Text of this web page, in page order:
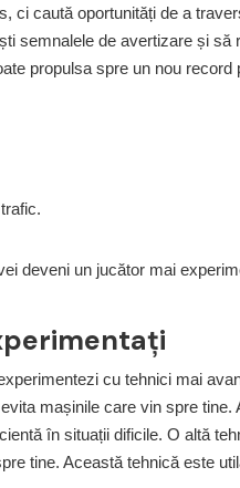
ci caută oportunități de a
semnalele de avertizare și să
propulsa spre un nou record
deveni un jucător mai
cu tehnici mai
mașinile care vin spre
în situații dificile. O altă
tine. Această tehnică este